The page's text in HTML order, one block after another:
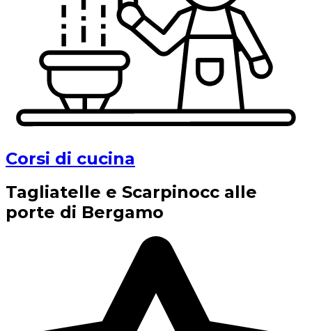
Corsi di cucina
Tagliatelle e Scarpinocc alle
porte di Bergamo